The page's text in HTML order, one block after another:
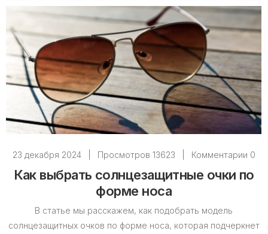
23 декабря 2024 Просмотров 13623 Комментарии 0
Как выбрать солнцезащитные очки по
форме носа
В статье мы расскажем, как подобрать модель
солнцезащитных очков по форме носа, которая подчеркнет